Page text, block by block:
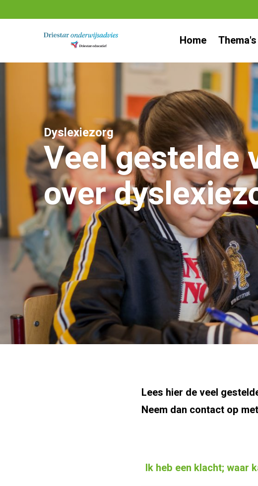
Home Thema's
Dyslexiezorg
Veel gestelde
over
Lees hier de veel
Neem dan contact op
Ik heb een klacht; waar